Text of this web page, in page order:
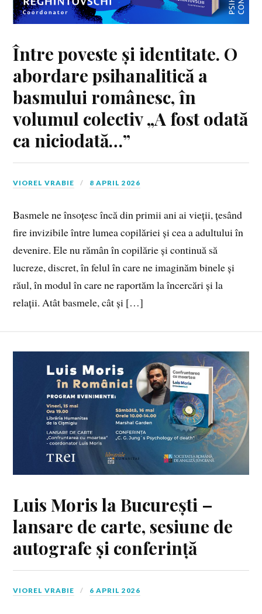
Între poveste și identitate. O
abordare psihanalitică a
basmului românesc, în
volumul colectiv „A fost odată
ca niciodată…”
VIOREL VRABIE 8 APRIL 2026
Basmele ne însoțesc încă din primii ani ai vieții, țesând
fire invizibile între lumea copilăriei și cea a adultului în
devenire. Ele nu rămân în copilărie și continuă să
lucreze, discret, în felul în care ne imaginăm binele și
răul, în modul în care ne raportăm la încercări și la
relații. Atât basmele, cât și […]
Luis Moris la București –
lansare de carte, sesiune de
autografe și conferință
VIOREL VRABIE 6 APRIL 2026